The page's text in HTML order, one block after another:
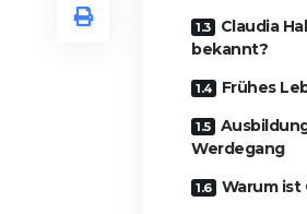
Claudia
bekannt?
Frühes
Werdegang
Warum ist